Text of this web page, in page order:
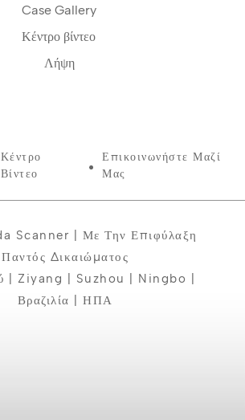
Case Gallery
Κέντρο βίντεο
Λήψη
Κέντρο
Βίντεο
Επικοινωνήστε Μαζί
Μας
Scanner | Με Την Επιφύλαξη
Παντός Δικαιώματος
| Ziyang | Suzhou | Ningbo |
Βραζιλία | ΗΠΑ